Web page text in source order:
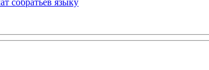
собратьев языку